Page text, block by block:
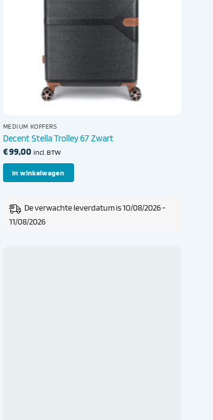
MEDIUM KOFFERS
Decent Stella Trolley 67 Zwart
€99,00 incl. BTW
In winkelwagen
De verwachte leverdatum is 10/08/2026 -
11/08/2026